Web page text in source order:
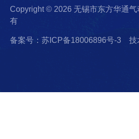
Copyright © 2026 无锡市东方华通
有
备案号：苏ICP备18006896号-3 技